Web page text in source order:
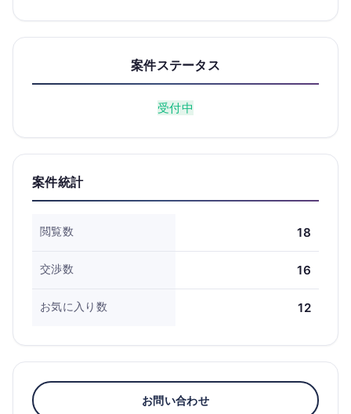
案件ステータス
受付中
案件統計
閲覧数 18
交渉数 16
お気に入り数 12
お問い合わせ